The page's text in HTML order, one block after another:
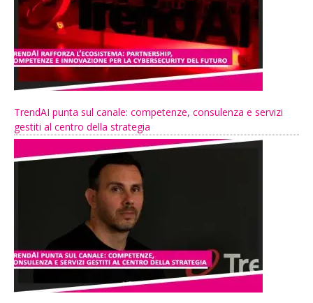
TrendAI punta sul canale: competenze, consulenza e servizi
gestiti al centro della strategia